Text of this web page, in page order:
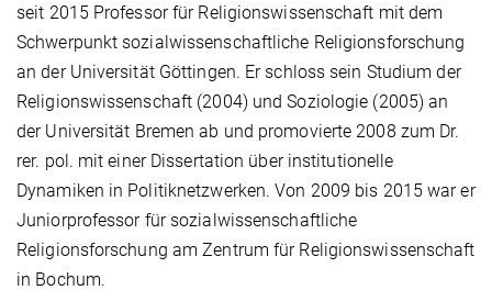
seit 2015 Professor für Religionswissenschaft mit dem
Schwerpunkt sozialwissenschaftliche Religionsforschung
an der Universität Göttingen. Er schloss sein Studium der
Religionswissenschaft (2004) und Soziologie (2005) an
der Universität Bremen ab und promovierte 2008 zum Dr.
rer. pol. mit einer Dissertation über institutionelle
Dynamiken in Politiknetzwerken. Von 2009 bis 2015 war er
Juniorprofessor für sozialwissenschaftliche
Religionsforschung am Zentrum für Religionswissenschaft
in Bochum.